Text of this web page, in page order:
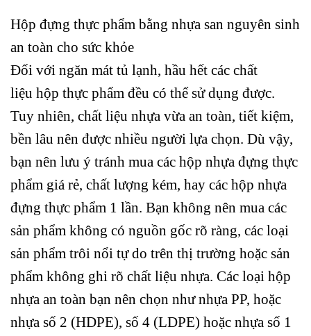
Hộp đựng thực phẩm bằng nhựa san nguyên sinh
an toàn cho sức khỏe
Đối với ngăn mát tủ lạnh, hầu hết các chất
liệu hộp thực phẩm đều có thể sử dụng được.
Tuy nhiên, chất liệu nhựa vừa an toàn, tiết kiệm,
bền lâu nên được nhiều người lựa chọn. Dù vậy,
bạn nên lưu ý tránh mua các hộp nhựa đựng thực
phẩm giá rẻ, chất lượng kém, hay các hộp nhựa
đựng thực phẩm 1 lần. Bạn không nên mua các
sản phẩm không có nguồn gốc rõ ràng, các loại
sản phẩm trôi nổi tự do trên thị trường hoặc sản
phẩm không ghi rõ chất liệu nhựa. Các loại hộp
nhựa an toàn bạn nên chọn như nhựa PP, hoặc
nhựa số 2 (HDPE), số 4 (LDPE) hoặc nhựa số 1